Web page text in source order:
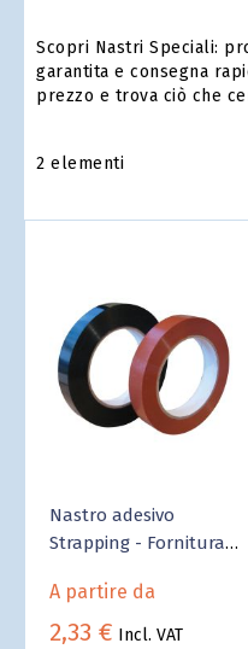
Scopri Nastri Speciali:
garantita e consegna
prezzo e trova ciò che
2 elementi
Nastro adesivo
Strapping - Fornitura
A partire da
2,33 € Incl. VAT